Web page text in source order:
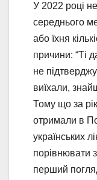
У 2022 році
середнього
або їхня
причини: “Ті
не
виїхали,
Тому що за
отримали в
українських
порівнювати
перший